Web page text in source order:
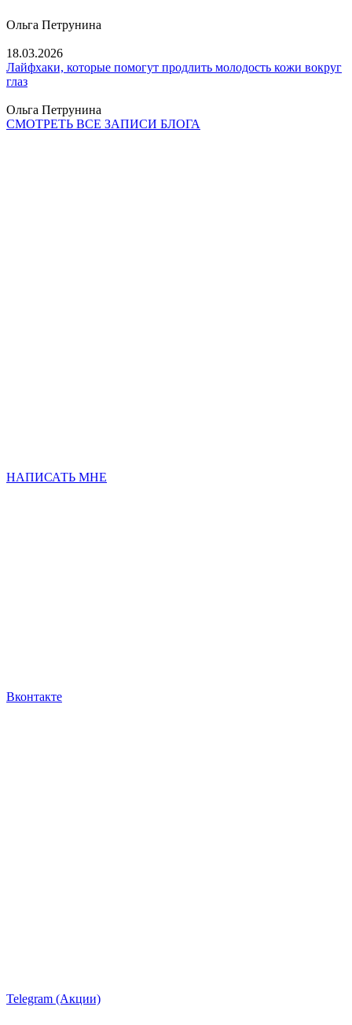
Ольга Петрунина
18.03.2026
Лайфхаки, которые помогут продлить молодость кожи вокруг
глаз
Ольга Петрунина
СМОТРЕТЬ ВСЕ ЗАПИСИ БЛОГА
НАПИСАТЬ МНЕ
Вконтакте
Telegram (Акции)